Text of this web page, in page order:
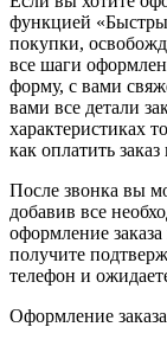
функцией
покупки,
все шаги
форму, с вами
вами все детали
характеристиках
как оплатить
После звонка вы
добавив все
оформление
получите
телефон и
Оформление